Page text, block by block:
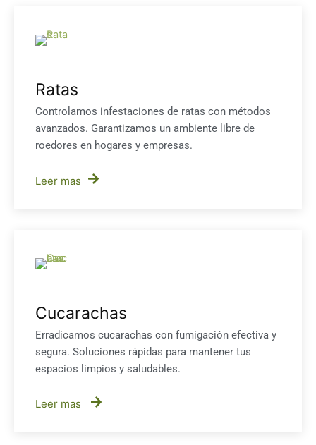
Ratas
Controlamos infestaciones de ratas con métodos
avanzados. Garantizamos un ambiente libre de
roedores en hogares y empresas.
Leer mas
Cucarachas
Erradicamos cucarachas con fumigación efectiva y
segura. Soluciones rápidas para mantener tus
espacios limpios y saludables.
Leer mas